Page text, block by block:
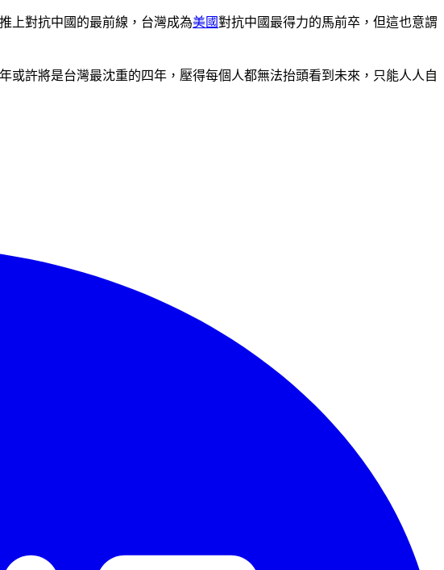
上對抗中國的最前線，台灣成為美國對抗中國最得力的馬前卒，但這也意謂
許將是台灣最沈重的四年，壓得每個人都無法抬頭看到未來，只能人人自